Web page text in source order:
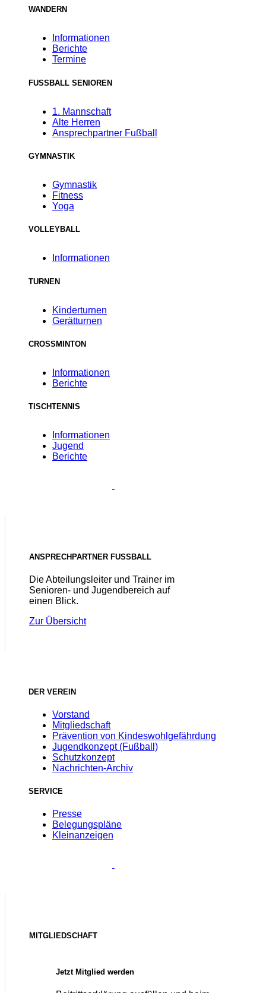
WANDERN
Informationen
Berichte
Termine
FUSSBALL SENIOREN
1. Mannschaft
Alte Herren
Ansprechpartner Fußball
GYMNASTIK
Gymnastik
Fitness
Yoga
VOLLEYBALL
Informationen
TURNEN
Kinderturnen
Gerätturnen
CROSSMINTON
Informationen
Berichte
TISCHTENNIS
Informationen
Jugend
Berichte
ANSPRECHPARTNER FUSSBALL
Die Abteilungsleiter und Trainer im
Senioren- und Jugendbereich auf
einen Blick.
Zur Übersicht
DER VEREIN
Vorstand
Mitgliedschaft
Prävention von Kindeswohlgefährdung
Jugendkonzept (Fußball)
Schutzkonzept
Nachrichten-Archiv
SERVICE
Presse
Belegungspläne
Kleinanzeigen
MITGLIEDSCHAFT
Jetzt Mitglied werden